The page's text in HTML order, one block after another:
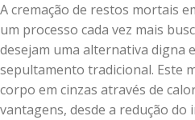
A cremação de restos mortais
um processo cada vez mais
desejam uma alternativa digna
sepultamento tradicional. Este
corpo em cinzas através de
vantagens, desde a redução do